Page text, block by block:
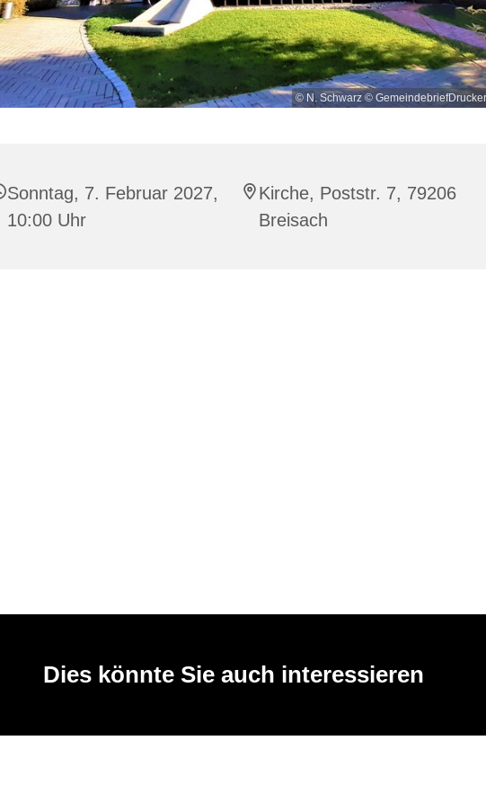
© N. Schwarz ©
Sonntag, 7. Februar 2027,
10:00 Uhr
Kirche, Poststr. 7, 79206
Breisach
Dies könnte Sie auch interessieren